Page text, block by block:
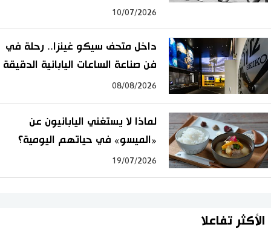
10/07/2026
داخل متحف سيكو غينزا.. رحلة في
فن صناعة الساعات اليابانية الدقيقة
08/08/2026
لماذا لا يستغني اليابانيون عن
«الميسو» في حياتهم اليومية؟
19/07/2026
الأكثر تفاعلا